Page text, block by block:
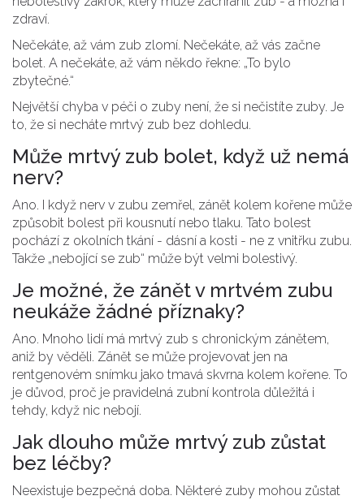
zdraví.
Nečekáte, až vám zub zlomí. Nečekáte, až vás začne
bolet. A nečekáte, až vám někdo řekne: „To bylo
zbytečné.“
Největší chyba v péči o zuby není, že si nečistíte zuby. Je
to, že si necháte mrtvý zub bez dohledu.
Může mrtvý zub bolet, když už nemá
nerv?
Ano. I když nerv v zubu zemřel, zánět kolem kořene může
způsobit bolest při kousnutí nebo tlaku. Tato bolest
pochází z okolních tkání - dásní a kosti - ne z vnitřku zubu.
Takže „nebojící se zub“ může být velmi bolestivý.
Je možné, že zánět v mrtvém zubu
neukáže žádné příznaky?
Ano. Mnoho lidí má mrtvý zub s chronickým zánětem,
aniž by věděli. Zánět se může projevovat jen na
rentgenovém snímku jako tmavá skvrna kolem kořene. To
je důvod, proč je pravidelná zubní kontrola důležitá i
tehdy, když nic nebojí.
Jak dlouho může mrtvý zub zůstat
bez léčby?
Neexistuje bezpečná doba. Některé zuby mohou zůstat